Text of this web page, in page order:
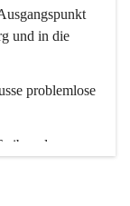
und in die
problemlose
der